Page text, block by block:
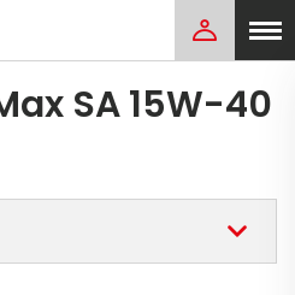
SA 15W-40